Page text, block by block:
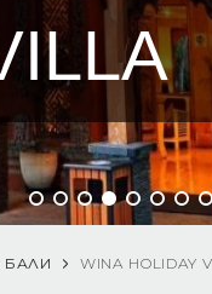
БАЛИ WINA HOLIDAY